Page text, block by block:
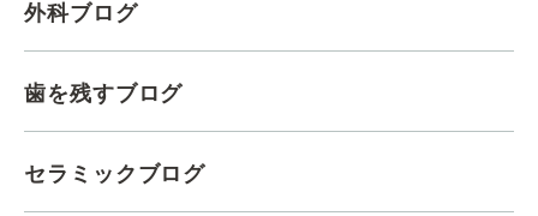
外科ブログ
歯を残すブログ
セラミックブログ